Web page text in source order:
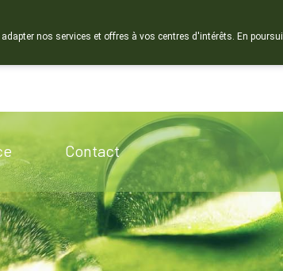
Contact
nos services et offres à vos centres d'intérêts. En